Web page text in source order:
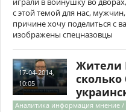
с этой темой для нас,
причине хочу поделиться с
изображены спецназовцы
17-04-2014,
10:05
Жители
Аналитика информация мнение /